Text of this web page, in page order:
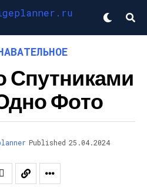
Спутниками
Фото
Published 25.04.2024